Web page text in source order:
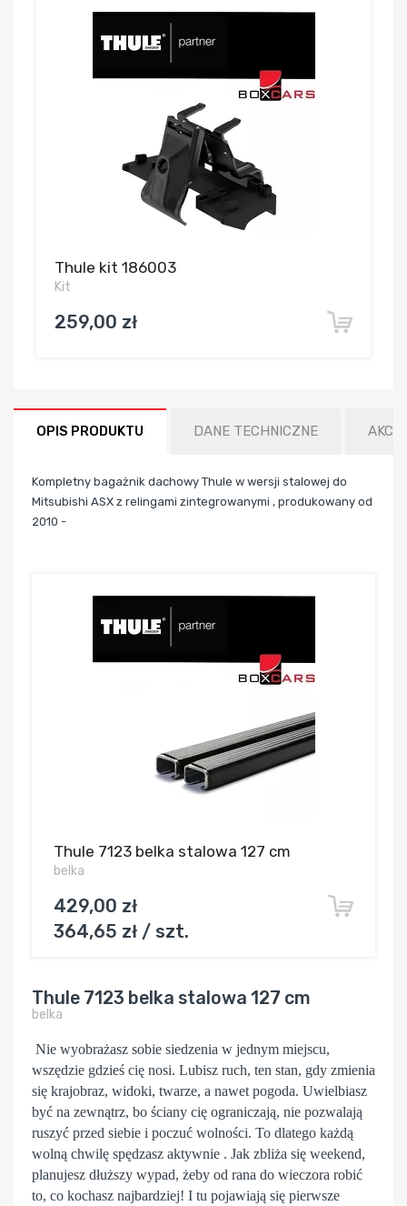
Thule kit 186003
Kit
259,00 zł
OPIS PRODUKTU DANE TECHNICZNE
Kompletny bagażnik dachowy Thule w wersji stalowej do
Mitsubishi ASX z relingami zintegrowanymi , produkowany od
2010 -
Thule 7123 belka stalowa 127 cm
belka
429,00 zł
364,65 zł / szt.
Thule 7123 belka stalowa 127 cm
belka
Nie wyobrażasz sobie siedzenia w jednym miejscu,
wszędzie gdzieś cię nosi. Lubisz ruch, ten stan, gdy zmienia
się krajobraz, widoki, twarze, a nawet pogoda. Uwielbiasz
być na zewnątrz, bo ściany cię ograniczają, nie pozwalają
ruszyć przed siebie i poczuć wolności. To dlatego każdą
wolną chwilę spędzasz aktywnie . Jak zbliża się weekend,
planujesz dłuższy wypad, żeby od rana do wieczora robić
to, co kochasz najbardziej! I tu pojawiają się pierwsze